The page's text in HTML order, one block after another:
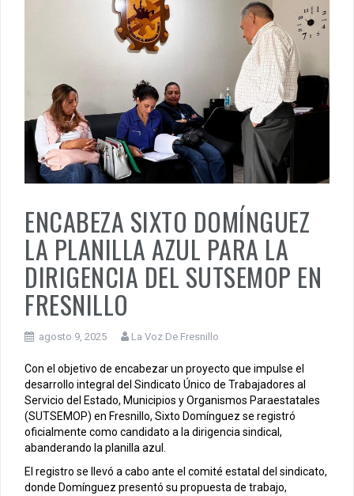
ENCABEZA SIXTO DOMÍNGUEZ
LA PLANILLA AZUL PARA LA
DIRIGENCIA DEL SUTSEMOP EN
FRESNILLO
agosto 9, 2025 La Voz De Fresnillo
Con el objetivo de encabezar un proyecto que impulse el
desarrollo integral del Sindicato Único de Trabajadores al
Servicio del Estado, Municipios y Organismos Paraestatales
(SUTSEMOP) en Fresnillo, Sixto Domínguez se registró
oficialmente como candidato a la dirigencia sindical,
abanderando la planilla azul.
El registro se llevó a cabo ante el comité estatal del sindicato,
donde Domínguez presentó su propuesta de trabajo,